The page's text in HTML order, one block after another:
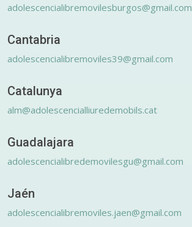
adolescencialibremovilesburgos@gmail.com
Cantabria
adolescencialibremoviles39@gmail.com
Catalunya
alm@adolescencialliuredemobils.cat
Guadalajara
adolescencialibredemovilesgu@gmail.com
Jaén
adolescencialibremoviles.jaen@gmail.com